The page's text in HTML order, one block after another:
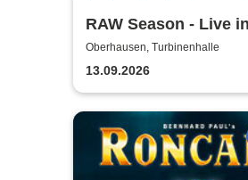
RAW Season - Live
Oberhausen, Turbinenhalle
13.09.2026